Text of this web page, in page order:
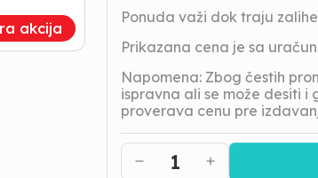
akcija
Ponuda važi dok traju
Prikazana cena je sa
Napomena: Zbog čestih
ispravna ali se može desiti
proverava cenu pre
1